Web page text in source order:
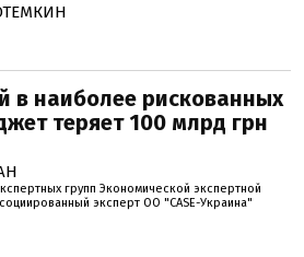
в наиболее рискованных
теряет 100 млрд грн
групп Экономической экспертной
эксперт ОО "CASE-Украина"